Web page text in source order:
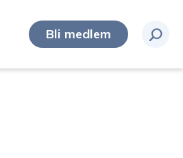
Bli medlem